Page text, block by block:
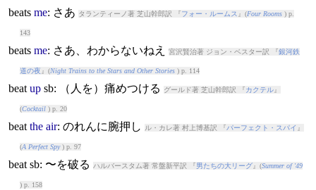
beats me: さあ タランティーノ著 芝山幹郎訳 『フォー・ルームス 』(Four Rooms) p.
143
beats me: さあ、わからないねえ 宮沢賢治著 ジョン・ベスター訳 『銀河鉄
道の夜 』(Night Trains to the Stars and Other Stories) p. 114
beat upsb: （人を）痛めつける グールド著 芝山幹郎訳 『カクテル』
(Cocktail) p. 20
beat the air: のれんに腕押し ル・カレ著 村上博基訳 『パーフェクト・スパイ 』
(A Perfect Spy) p. 97
beatsb: 〜を破る ハルバースタム著 常盤新平訳 『男たちの大リーグ』(Summer of '49
) p. 158